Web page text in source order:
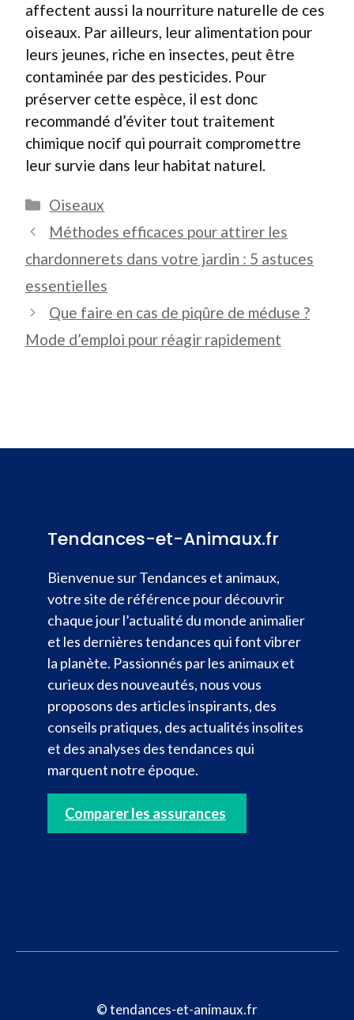
affectent aussi la nourriture naturelle de ces
oiseaux. Par ailleurs, leur alimentation pour
leurs jeunes, riche en insectes, peut être
contaminée par des pesticides. Pour
préserver cette espèce, il est donc
recommandé d’éviter tout traitement
chimique nocif qui pourrait compromettre
leur survie dans leur habitat naturel.
Catégories
Oiseaux
Méthodes efficaces pour attirer les
chardonnerets dans votre jardin : 5 astuces
essentielles
Que faire en cas de piqûre de méduse ?
Mode d’emploi pour réagir rapidement
Tendances-et-Animaux.fr
Bienvenue sur Tendances et animaux,
votre site de référence pour découvrir
chaque jour l’actualité du monde animalier
et les dernières tendances qui font vibrer
la planète. Passionnés par les animaux et
curieux des nouveautés, nous vous
proposons des articles inspirants, des
conseils pratiques, des actualités insolites
et des analyses des tendances qui
marquent notre époque.
Comparer les assurances
© tendances-et-animaux.fr